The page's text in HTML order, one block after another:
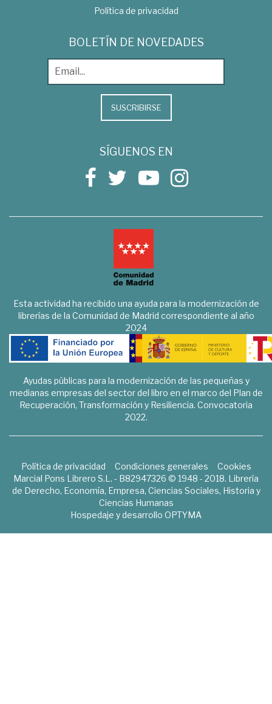
Política de privacidad
BOLETÍN DE NOVEDADES
SUSCRIBIRSE
SÍGUENOS EN
Esta actividad ha recibido una ayuda para la modernización de
librerías de la Comunidad de Madrid correspondiente al año
2024
Ayudas públicas para la modernización de las pequeñas y
medianas empresas del sector del libro en el marco del Plan de
Recuperación, Transformación y Resiliencia. Convocatoria
2022.
Política de privacidad Condiciones generales
Cookies
Marcial Pons Librero S.L. - B82947326 © 1948 - 2018. Librería
de Derecho, Economía, Empresa, Ciencias Sociales, Historia y
Ciencias Humanas
Hospedaje y desarrollo OPTYMA